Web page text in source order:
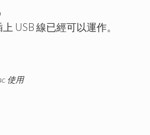
USB 線已經可以運作。
使用